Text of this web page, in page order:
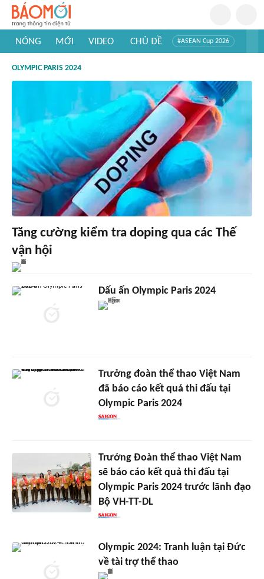
NÓNG MỚI VIDEO CHỦ ĐỀ #ASEAN Cup 2026
#Khám phá thế giới
OLYMPIC PARIS 2024
Tăng cường kiểm tra doping qua các Thế
vận hội
Dấu ấn Olympic Paris 2024
Trưởng đoàn thể thao Việt Nam
đã báo cáo kết quả thi đấu tại
Olympic Paris 2024
Trưởng Đoàn thể thao Việt Nam
sẽ báo cáo kết quả thi đấu tại
Olympic Paris 2024 trước lãnh đạo
Bộ VH-TT-DL
Olympic 2024: Tranh luận tại Đức
về tài trợ thể thao